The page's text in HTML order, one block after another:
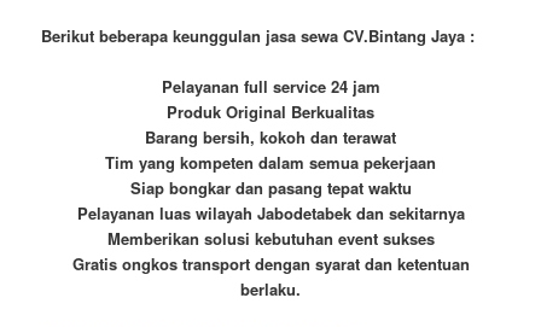
Berikut beberapa keunggulan jasa sewa CV.Bintang Jaya :
Pelayanan full service 24 jam
Produk Original Berkualitas
Barang bersih, kokoh dan terawat
Tim yang kompeten dalam semua pekerjaan
Siap bongkar dan pasang tepat waktu
Pelayanan luas wilayah Jabodetabek dan sekitarnya
Memberikan solusi kebutuhan event sukses
Gratis ongkos transport dengan syarat dan ketentuan
berlaku.